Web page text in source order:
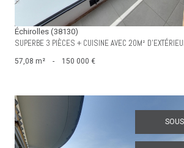
Échirolles (38130)
SUPERBE 3 PIÈCES + CUISINE AVEC 20M²
57,08 m² - 150 000 €